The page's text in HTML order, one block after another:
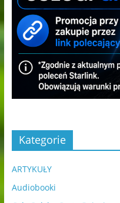
Kategorie
ARTYKUŁY
Audiobooki